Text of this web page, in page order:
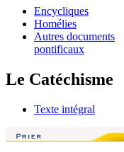
Encycliques
Homélies
Autres documents
pontificaux
Le Catéchisme
Texte intégral